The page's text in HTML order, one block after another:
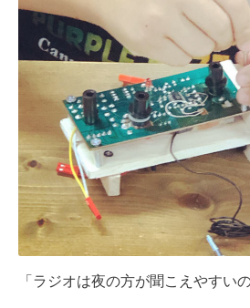
「ラジオは夜の方が聞こえやすい